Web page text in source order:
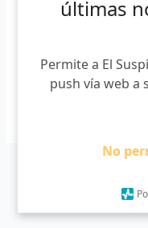
últimas
Permite a El
push vía web a
No
que provocó que el río